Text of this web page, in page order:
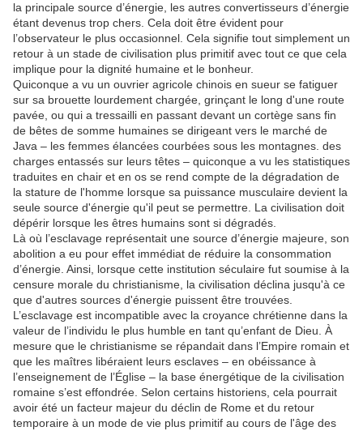
la principale source d’énergie, les autres convertisseurs d’énergie
étant devenus trop chers. Cela doit être évident pour
l’observateur le plus occasionnel. Cela signifie tout simplement un
retour à un stade de civilisation plus primitif avec tout ce que cela
implique pour la dignité humaine et le bonheur.
Quiconque a vu un ouvrier agricole chinois en sueur se fatiguer
sur sa brouette lourdement chargée, grinçant le long d'une route
pavée, ou qui a tressailli en passant devant un cortège sans fin
de bêtes de somme humaines se dirigeant vers le marché de
Java – les femmes élancées courbées sous les montagnes. des
charges entassés sur leurs têtes – quiconque a vu les statistiques
traduites en chair et en os se rend compte de la dégradation de
la stature de l'homme lorsque sa puissance musculaire devient la
seule source d'énergie qu'il peut se permettre. La civilisation doit
dépérir lorsque les êtres humains sont si dégradés.
Là où l’esclavage représentait une source d’énergie majeure, son
abolition a eu pour effet immédiat de réduire la consommation
d’énergie. Ainsi, lorsque cette institution séculaire fut soumise à la
censure morale du christianisme, la civilisation déclina jusqu'à ce
que d'autres sources d'énergie puissent être trouvées.
L’esclavage est incompatible avec la croyance chrétienne dans la
valeur de l’individu le plus humble en tant qu’enfant de Dieu. À
mesure que le christianisme se répandait dans l’Empire romain et
que les maîtres libéraient leurs esclaves – en obéissance à
l’enseignement de l’Église – la base énergétique de la civilisation
romaine s’est effondrée. Selon certains historiens, cela pourrait
avoir été un facteur majeur du déclin de Rome et du retour
temporaire à un mode de vie plus primitif au cours de l'âge des